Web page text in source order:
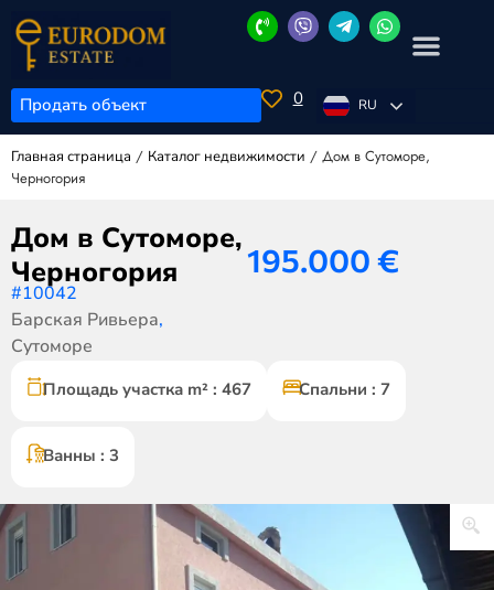
Продать объект 0 RU
Главная страница / Каталог недвижимости / Дом в Сутоморе,
Черногория
Дом в Сутоморе,
Черногория
#10042
Барская Ривьера,
Сутоморе
195.000 €
Площадь участка m² : 467 Спальни : 7
Ванны : 3